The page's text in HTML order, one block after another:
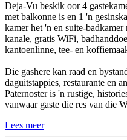
Deja-Vu beskik oor 4
met balkonne is en 1 'n
kamer het 'n en suite-
kanale, gratis WiFi,
kantoenlinne, tee- en
Die gashere kan raad en
daguitstappies, restaurante en
Paternoster is 'n rustige,
vanwaar gaste die res van die
Lees meer